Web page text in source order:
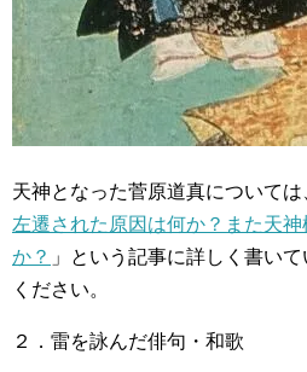
天神となった菅原道真については
左遷された原因は何か？また天
か？ 」という記事に詳しく書い
ください。
２．雷を詠んだ俳句・和歌